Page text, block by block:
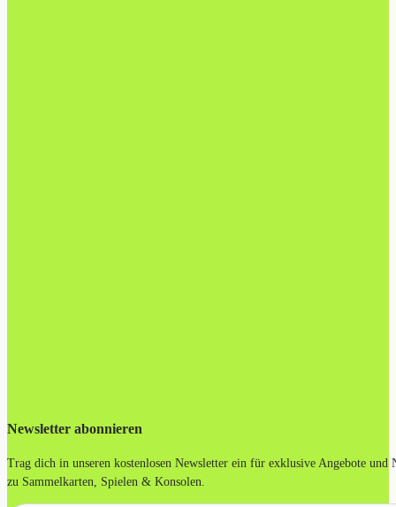
Newsletter abonnieren
Trag dich in unseren kostenlosen Newsletter ein für exklusive Angebote und
zu Sammelkarten, Spielen & Konsolen.